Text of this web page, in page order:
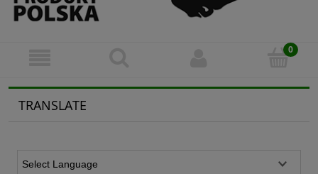
TRANSLATE